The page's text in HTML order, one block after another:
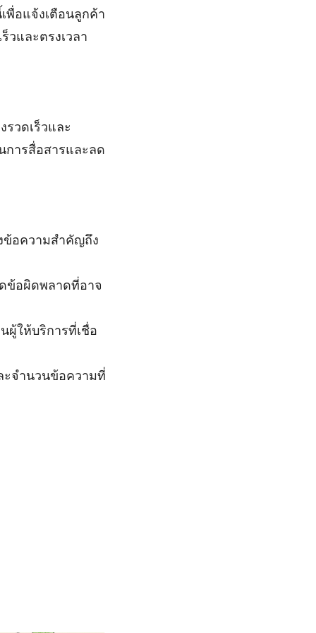
พื่อแจ้งเตือนลูกค้า
วและตรงเวลา
วดเร็วและ
การสื่อสารและลด
ข้อความสำคัญถึง
ข้อผิดพลาดที่อาจ
ผู้ให้บริการที่เชื่อ
จำนวนข้อความที่